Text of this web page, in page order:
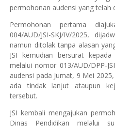
permohonan audensi yang telah
Permohonan pertama
004/AUD/JSI-SKJ/IV/2025,
namun ditolak tanpa alasan
JSI kemudian bersurat
melalui nomor 013/AUD/DPP-
audensi pada Jumat, 9 Mei
ada tindak lanjut ataupun
tersebut.
JSI kembali mengajukan
Dinas Pendidikan melalui